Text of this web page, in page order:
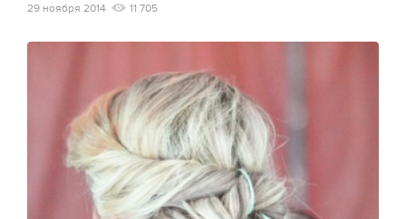
29 ноября 2014 11 705